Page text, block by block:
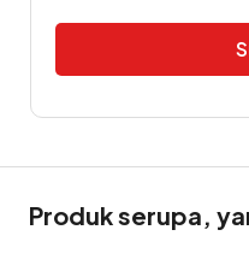
Produk serupa,